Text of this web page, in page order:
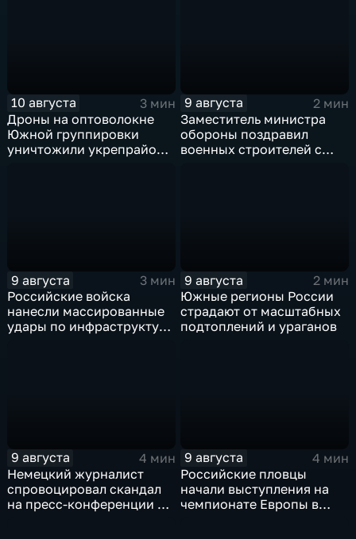
10 августа
3 мин
Дроны на оптоволокне
Южной группировки
уничтожили укрепрайон
9 августа
2 мин
Заместитель министра
обороны поздравил
военных строителей с
9 августа
3 мин
Российские войска
нанесли массированные
удары по инфраструктуре
9 августа
2 мин
Южные регионы России
страдают от масштабных
подтоплений и ураганов
9 августа
4 мин
Немецкий журналист
спровоцировал скандал
на пресс-конференции в
9 августа
4 мин
Российские пловцы
начали выступления на
чемпионате Европы в